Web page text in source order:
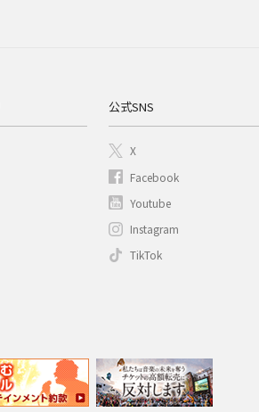
公式SNS
X
Facebook
Youtube
Instagram
TikTok